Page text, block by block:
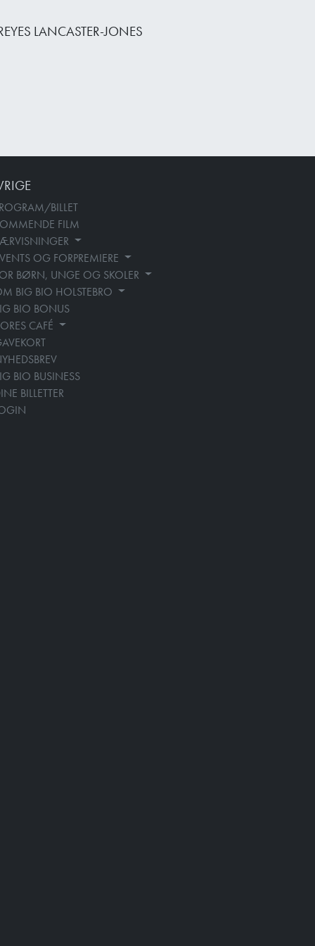
LANCASTER-JONES
BILLET
FILM
OG FORPREMIERE
BØRN, UNGE OG SKOLER
BIG BIO HOLSTEBRO
BIO BONUS
CAFÉ
BIO BUSINESS
BILLETTER